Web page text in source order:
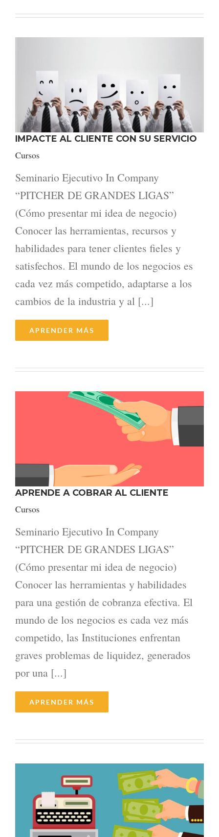
IMPACTE AL CLIENTE CON SU SERVICIO
Cursos
Seminario Ejecutivo In Company
“PITCHER DE GRANDES LIGAS”
(Cómo presentar mi idea de negocio)
Conocer las herramientas, recursos y
habilidades para tener clientes fieles y
satisfechos. El mundo de los negocios es
cada vez más competido, adaptarse a los
cambios de la industria y al [...]
APRENDER MÁS
APRENDE A COBRAR AL CLIENTE
Cursos
Seminario Ejecutivo In Company
“PITCHER DE GRANDES LIGAS”
(Cómo presentar mi idea de negocio)
Conocer las herramientas y habilidades
para una gestión de cobranza efectiva. El
mundo de los negocios es cada vez más
competido, las Instituciones enfrentan
graves problemas de liquidez, generados
por una [...]
APRENDER MÁS